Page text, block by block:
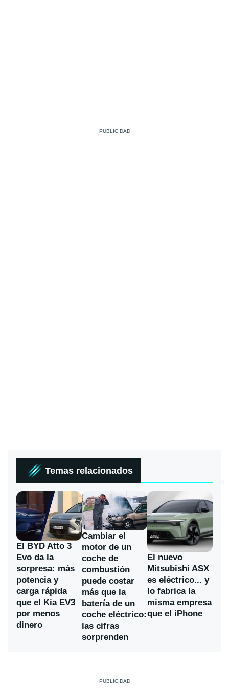
Temas relacionados
El BYD Atto 3
Evo da la
sorpresa: más
potencia y
carga rápida
que el Kia EV3
por menos
dinero
Cambiar el
motor de un
coche de
combustión
puede costar
más que la
batería de un
coche eléctrico:
las cifras
sorprenden
El nuevo
Mitsubishi ASX
es eléctrico... y
lo fabrica la
misma empresa
que el iPhone